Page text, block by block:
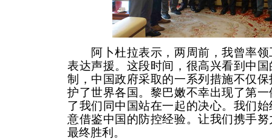
阿卜杜拉表示，两周前，我曾率领
表达声援。这段时间，很高兴看到中
制，中国政府采取的一系列措施不仅
护了世界各国。黎巴嫩不幸出现了第
了我们同中国站在一起的决心。我们
意借鉴中国的防控经验。让我们携手
最终胜利。